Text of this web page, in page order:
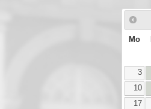
Mo
3
10
17